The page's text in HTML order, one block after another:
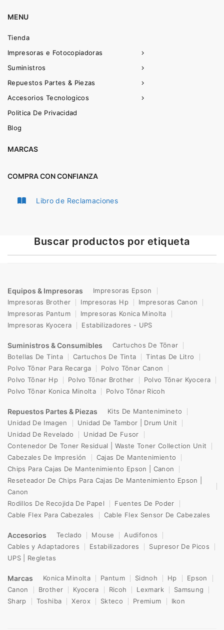
MENU
Tienda
Impresoras e Fotocopiadoras
Suministros
Repuestos Partes & Piezas
Accesorios Tecnologicos
Politica De Privacidad
Blog
MARCAS
COMPRA CON CONFIANZA
Libro de Reclamaciones
Buscar productos por etiqueta
Equipos & Impresoras
Impresoras Epson
Impresoras Brother
Impresoras Hp
Impresoras Canon
Impresoras Pantum
Impresoras Konica Minolta
Impresoras Kyocera
Estabilizadores - UPS
Suministros & Consumibles
Cartuchos De Tōnər
Botellas De Tinta
Cartuchos De Tinta
Tintas De Litro
Polvo Tōnər Para Recarga
Polvo Tōnər Canon
Polvo Tōnər Hp
Polvo Tōnər Brother
Polvo Tōnər Kyocera
Polvo Tōnər Konica Minolta
Polvo Tōnər Ricoh
Repuestos Partes & Piezas
Kits De Mantenimineto
Unidad De Imagen
Unidad De Tambor | Drum Unit
Unidad De Revelado
Unidad De Fusor
Contenedor De Toner Residual | Waste Toner Collection Unit
Cabezales De Impresión
Cajas De Mantenimiento
Chips Para Cajas De Mantenimiento Epson | Canon
Reseteador De Chips Para Cajas De Mantenimiento Epson |
Canon
Rodillos De Recojida De Papel
Fuentes De Poder
Cable Flex Para Cabezales
Cable Flex Sensor De Cabezales
Accesorios Teclado Mouse
Audifonos
Cables y Adaptadores
Estabilizadores
Supresor De Picos
UPS | Regletas
Marcas Konica Minolta Pantum Sidnoh Hp
Epson
Canon
Brother Kyocera Ricoh Lexmark
Samsung
Sharp
Toshiba Xerox Skteco Premium Ikon